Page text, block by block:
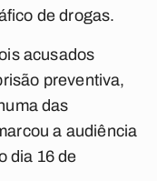
de drogas.
acusados
preventiva,
das
a audiência
dia 16 de